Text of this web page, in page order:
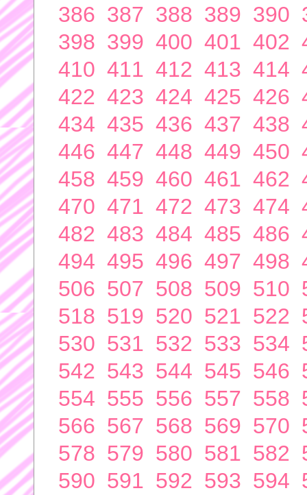
386 387 388 389 390
398 399 400 401 402
410 411 412 413 414
422 423 424 425 426
434 435 436 437 438
446 447 448 449 450
458 459 460 461 462
470 471 472 473 474
482 483 484 485 486
494 495 496 497 498
506 507 508 509 510
518 519 520 521 522
530 531 532 533 534
542 543 544 545 546
554 555 556 557 558
566 567 568 569 570
578 579 580 581 582
590 591 592 593 594